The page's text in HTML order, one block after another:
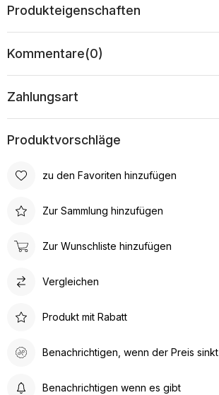
Produkteigenschaften
Kommentare(0)
Zahlungsart
Produktvorschläge
zu den Favoriten hinzufügen
Zur Sammlung hinzufügen
Zur Wunschliste hinzufügen
Vergleichen
Produkt mit Rabatt
Benachrichtigen, wenn der Preis sinkt
Benachrichtigen wenn es gibt